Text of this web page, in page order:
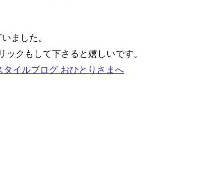
ました。
クもして下さると嬉しいです。